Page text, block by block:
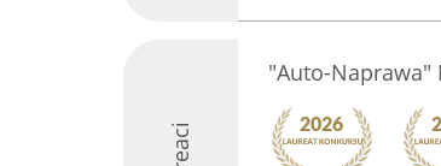
"Auto-Naprawa"